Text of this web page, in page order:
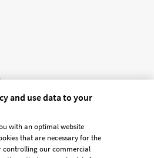
and use data to your
with an optimal website
that are necessary for the
controlling our commercial